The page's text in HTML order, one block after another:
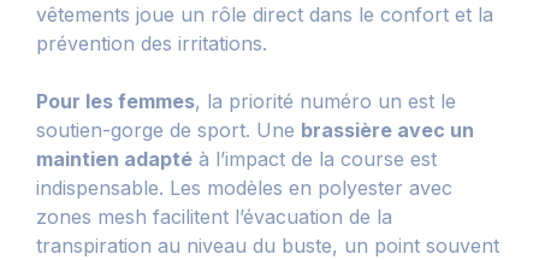
vêtements joue un rôle direct dans le confort et la
prévention des irritations.
Pour les femmes, la priorité numéro un est le
soutien-gorge de sport. Une brassière avec un
maintien adapté à l’impact de la course est
indispensable. Les modèles en polyester avec
zones mesh facilitent l’évacuation de la
transpiration au niveau du buste, un point souvent